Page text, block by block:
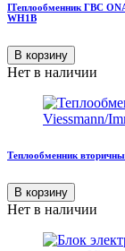
IТеплообменник ГВС
WH1B
В корзину
Нет в наличии
Теплообменник
В корзину
Нет в наличии